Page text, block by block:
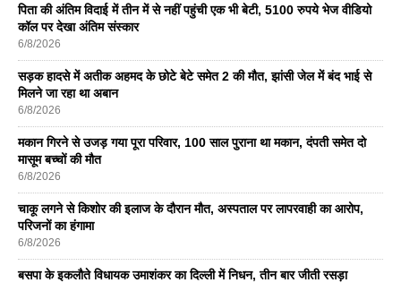
पिता की अंतिम विदाई में तीन में से नहीं पहुंची एक भी बेटी, 5100 रुपये भेज वीडियो
कॉल पर देखा अंतिम संस्कार
6/8/2026
सड़क हादसे में अतीक अहमद के छोटे बेटे समेत 2 की मौत, झांसी जेल में बंद भाई से
मिलने जा रहा था अबान
6/8/2026
मकान गिरने से उजड़ गया पूरा परिवार, 100 साल पुराना था मकान, दंपती समेत दो
मासूम बच्चों की मौत
6/8/2026
चाकू लगने से किशोर की इलाज के दौरान मौत, अस्पताल पर लापरवाही का आरोप,
परिजनों का हंगामा
6/8/2026
बसपा के इकलाैते विधायक उमाशंकर का दिल्ली में निधन, तीन बार जीती रसड़ा